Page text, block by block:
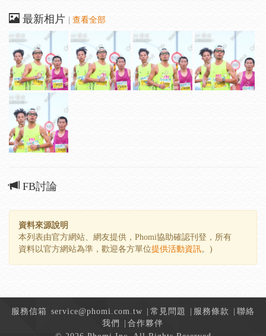
最新相片 查看全部
FB討論
資料來源說明
本列表由官方網站、網友提供，Phomi協助確認刊登，所有
資料以官方網站為準，歡迎各方單位提供活動資訊。)
服務信箱 service@phomi.com.tw 常見問題 服務條款
聯絡
我們
合作夥伴